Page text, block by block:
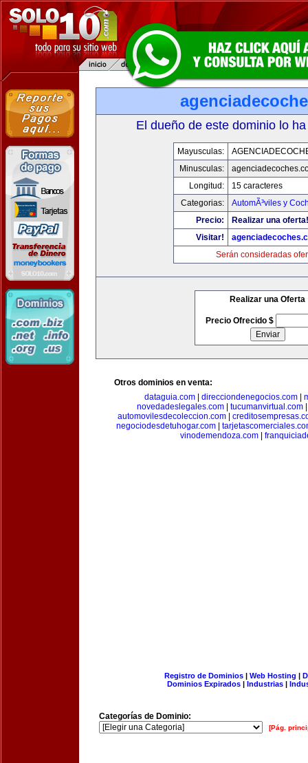
El dueño de este dominio lo
Mayusculas:
Minusculas:
Longitud:
15 caracteres
Categorias:
AutomÃ³viles y
Precio:
Realizar una oferta!
Visitar!
Serán consideradas
Realizar una Oferta
Precio Ofrecido $
Otros dominios en venta:
dataguia.com| direcciondenegocios.com|
novedadeslegales.com
tucumanvirtual.com
automovilesdecoleccion.com
negociodesdetuhogar.com
vinodemendoza.com|
Registro de Dominios| Web Hosting |
Dominios Expirados | Industrias |
Categorías de Dominio:
[Pág.